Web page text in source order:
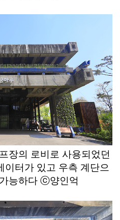
장의 로비로 사용되었던
이터가 있고 우측 계단으
능하다 ⓒ양인억